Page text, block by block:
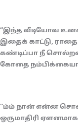
“இந்த வீடியோவ
இதைக் காட்டு,
கண்டிப்பா நீ
கோதை
“ம்ம் நான் என்ன
ஒருமாதிரி